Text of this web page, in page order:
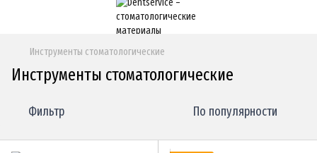
Инструменты стоматологические
Инструменты стоматологические
Фильтр По популярности